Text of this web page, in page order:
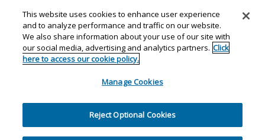
© 2024//Lineage , Inc.//46500 HUMBOLDT DRIVE
Conditions générales d'utilisation du site Web // Conditions générales d'utilisation des SMS
Vos choix en matière de confidentialité // Politique relative aux témoins
//
This website uses cookies to enhance user experience
and to analyze performance and traffic on our website.
We also share information about your use of our site with
our social media, advertising and analytics partners. Click
here to access our cookie policy.
Manage Cookies
Reject Optional Cookies